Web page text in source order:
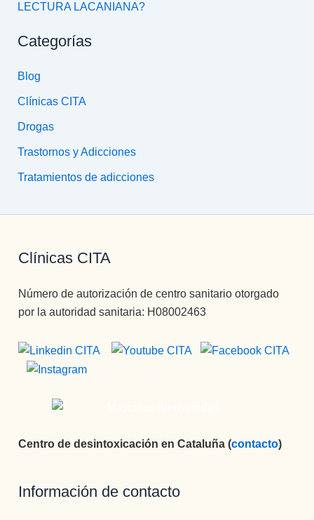
LECTURA LACANIANA?
Categorías
Blog
Clínicas CITA
Drogas
Trastornos y Adicciones
Tratamientos de adicciones
Clínicas CITA
Número de autorización de centro sanitario otorgado
por la autoridad sanitaria: H08002463
Centro de desintoxicación en Cataluña (contacto)
Información de contacto